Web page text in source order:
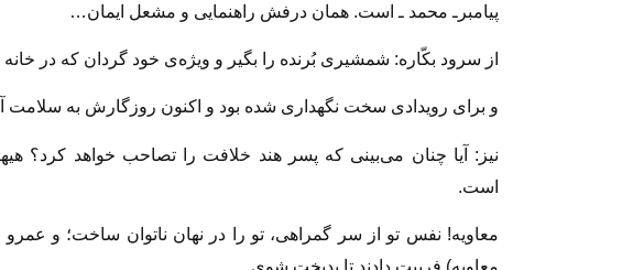
پیامبرـ محمد ـ است.‌‌ همان درفش راهنمایی و مشعل ایمان…
از سرود بکّاره: شمشیری بُرنده را بگیر و ویژه‌ی خود گردان که در
و برای رویدادی سخت نگهداری شده بود و اکنون روزگارش به
نیز: آیا چنان می‌بینی که پسر هند خلافت را تصاحب خواهد کرد؟
است.
معاویه! نفس تو از سر گمراهی، تو را در نهان ناتوان ساخت؛ و